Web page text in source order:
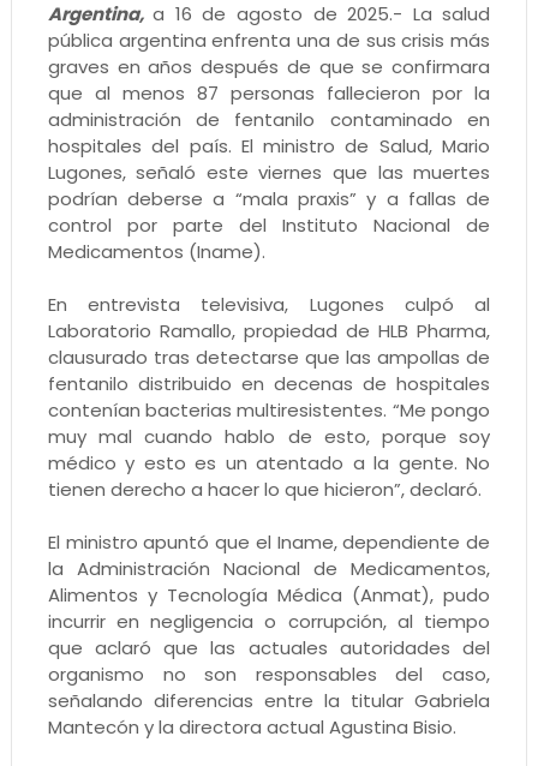
Argentina,a 16 de agosto de 2025.- La salud
pública argentina enfrenta una de sus crisis más
graves en años después de que se confirmara
que al menos 87 personas fallecieron por la
administración de fentanilo contaminado en
hospitales del país. El ministro de Salud, Mario
Lugones, señaló este viernes que las muertes
podrían deberse a “mala praxis” y a fallas de
control por parte del Instituto Nacional de
Medicamentos (Iname).
En entrevista televisiva, Lugones culpó al
Laboratorio Ramallo, propiedad de HLB Pharma,
clausurado tras detectarse que las ampollas de
fentanilo distribuido en decenas de hospitales
contenían bacterias multiresistentes. “Me pongo
muy mal cuando hablo de esto, porque soy
médico y esto es un atentado a la gente. No
tienen derecho a hacer lo que hicieron”, declaró.
El ministro apuntó que el Iname, dependiente de
la Administración Nacional de Medicamentos,
Alimentos y Tecnología Médica (Anmat), pudo
incurrir en negligencia o corrupción, al tiempo
que aclaró que las actuales autoridades del
organismo no son responsables del caso,
señalando diferencias entre la titular Gabriela
Mantecón y la directora actual Agustina Bisio.